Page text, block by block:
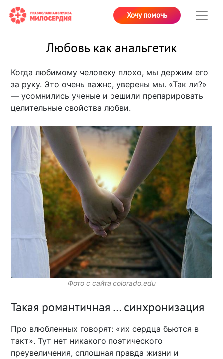
Хочу помочь
Любовь как анальгетик
Когда любимому человеку плохо, мы держим его
за руку. Это очень важно, уверены мы. «Так ли?»
— усомнились ученые и решили препарировать
целительные свойства любви.
Фото с сайта colorado.edu
Такая романтичная … синхронизация
Про влюбленных говорят: «их сердца бьются в
такт». Тут нет никакого поэтического
преувеличения, сплошная правда жизни и